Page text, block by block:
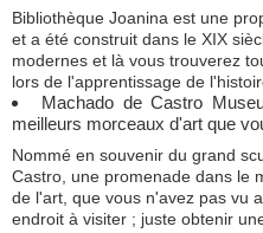
Bibliothèque Joanina est une
et a été construit dans le XIX
modernes et là vous trouverez
lors de l'apprentissage de
Machado de Castro
meilleurs morceaux d'art que
Nommé en souvenir du grand
Castro, une promenade dans le
de l'art, que vous n'avez pas vu
endroit à visiter ; juste obtenir